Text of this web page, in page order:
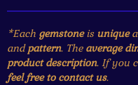
*Each gemstoneis unique
andpattern. The average
product description. If you
feel free to contact us.